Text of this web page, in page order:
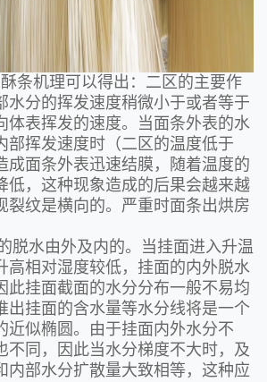
机理可以得出：二区的主要作
水分的挥发速度稍微小于或者等于
体表挥发的速度。当面条外表的水
部挥发速度时（二区的温度低于
成面条外表迅速结膜，随着温度的
低，这种现象造成的后果会越来越
裂纹是横向的。严重时面条出烘房
水由外及内的。当挂面进入升温
高相对湿度较低，挂面的内外脱水
此挂面截面的水分分布一般不易均
出挂面的含水量等水分线将是一个
近似椭圆。由于挂面内外水分不
不同，因此当水分梯度不大时，及
内部水分扩散量大致相等，这种应